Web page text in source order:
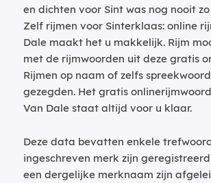
en dichten voor Sint was nog nooit
Zelf rijmen voor Sinterklaas: online
Dale maakt het u makkelijk. Rijm
met de rijmwoorden uit deze gratis
Rijmen op naam of zelfs
gezegden. Het gratis
Van Dale staat altijd voor u klaar.
Deze data bevatten enkele
ingeschreven merk zijn
een dergelijke merknaam zijn